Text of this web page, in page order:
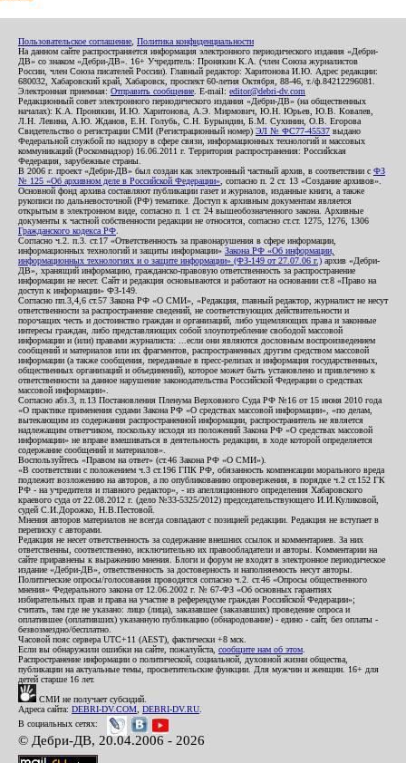
Пользовательское соглашение Политика конфиденциальности
На данном сайте распространяется информация электронного периодического издания «Дебри-
ДВ» со знаком «Дебри-ДВ». 16+ Учредитель: Пронякин К.А. (член Союза журналистов
России, член Союза писателей России). Главный редактор: Харитонова И.Ю. Адрес редакции:
680032, Хабаровский край, Хабаровск, проспект 60-летия Октября, 88-46, т./ф.84212296081.
Электронная приемная: Отправить сообщение . E-mail: editor@debri-dv.com
Редакционный совет электронного периодического издания «Дебри-ДВ» (на общественных
началах): К.А. Пронякин, И.Ю. Харитонова, А.Э. Мирмович, Ю.Н. Юрьев, Ю.В. Ковалев,
Л.Н. Левина, А.Ю. Жданов, Е.Н. Голубь, С.Н. Бурындин, Б.М. Сухинин, О.В. Егорова
Свидетельство о регистрации СМИ (Регистрационный номер) ЭЛ № ФС77-45537 выдано
Федеральной службой по надзору в сфере связи, информационных технологий и массовых
коммуникаций (Роскомнадзор) 16.06.2011 г. Территория распространения: Российская
Федерация, зарубежные страны.
В 2006 г. проект «Дебри-ДВ» был создан как электронный частный архив, в соответствии с ФЗ
№ 125 «Об архивном деле в Российской Федерации» , согласно п. 2 ст. 13 «Создание архивов».
Основной фонд архива составляют публикации газет и журналов, изданные книги, а также
рукописи по дальневосточной (РФ) тематике. Доступ к архивным документам является
открытым в электронном виде, согласно п. 1 ст. 24 вышеобозначенного закона. Архивные
документы к частной собственности редакции не относятся, согласно ст.ст. 1275, 1276, 1306
Гражданского кодекса РФ
Согласно ч.2. п.3. ст.17 «Ответственность за правонарушения в сфере информации,
информационных технологий и защиты информации» Закона РФ «Об информации,
информационных технологиях и о защите информации» (ФЗ-149 от 27.07.06 г.) архив «Дебри-
ДВ», хранящий информацию, гражданско-правовую ответственность за распространение
информации не несет. Сайт и редакция основываются и работают на основании ст.8 «Право на
доступ к информации» ФЗ-149.
Согласно пп.3,4,6 ст.57 Закона РФ «О СМИ», «Редакция, главный редактор, журналист не несут
ответственности за распространение сведений, не соответствующих действительности и
порочащих честь и достоинство граждан и организаций, либо ущемляющих права и законные
интересы граждан, либо представляющих собой злоупотребление свободой массовой
информации и (или) правами журналиста: ...если они являются дословным воспроизведением
сообщений и материалов или их фрагментов, распространенных другим средством массовой
информации (а также сообщения, переданные в пресс-релизах и информация государственных,
общественных организаций и объединений), которое может быть установлено и привлечено к
ответственности за данное нарушение законодательства Российской Федерации о средствах
массовой информации».
Согласно абз.3, п.13 Постановления Пленума Верховного Суда РФ №16 от 15 июня 2010 года
«О практике применения судами Закона РФ «О средствах массовой информации», «по делам,
вытекающим из содержания распространенной информации, распространитель не является
надлежащим ответчиком, поскольку исходя из положений Закона РФ «О средствах массовой
информации» не вправе вмешиваться в деятельность редакции, в ходе которой определяется
содержание сообщений и материалов».
Воспользуйтесь «Правом на ответ» (ст.46 Закона РФ «О СМИ»).
«В соответствии с положением ч.3 ст.196 ГПК РФ, обязанность компенсации морального вреда
подлежит возложению на авторов, а по опубликованию опровержения, в порядке ч.2 ст.152 ГК
РФ - на учредителя и главного редактор», - из апелляционного определения Хабаровского
краевого суда от 22.08.2012 г. (дело №33-5325/2012) председательствующего И.И.Куликовой,
судей С.И.Дорожко, Н.В.Пестовой.
Мнения авторов материалов не всегда совпадают с позицией редакции. Редакция не вступает в
переписку с авторами.
Редакция не несет ответственность за содержание внешних ссылок и комментариев. За них
ответственны, соответственно, исключительно их правообладатели и авторы. Комментарии на
сайте приравнены к выражению мнения. Блоги и форум не входят в электронное периодическое
издание «Дебри-ДВ», ответственность за достоверность и наполняемость несут авторы.
Политические опросы/голосования проводятся согласно ч.2. ст.46 «Опросы общественного
мнения» Федерального закона от 12.06.2002 г. № 67-ФЗ «Об основных гарантиях
избирательных прав и права на участие в референдуме граждан Российской Федерации»;
считать, там где не указано: лицо (лица), заказавшее (заказавших) проведение опроса и
оплатившее (оплативших) указанную публикацию (обнародование) - едино - сайт, без оплаты -
безвозмездно/бесплатно.
Часовой пояс сервера UTC+11 (AEST), фактически +8 мск.
Если вы обнаружили ошибки на сайте, пожалуйста, сообщите нам об этом
Распространение информации о политической, социальной, духовной жизни общества,
публикации на актуальные темы, просветительские функции. Для мужчин и женщин. 16+ для
детей старше 16 лет.
СМИ не получает субсидий.
Адреса сайта: DEBRI-DV.COM DEBRI-DV.RU
В социальных сетях:
© Дебри-ДВ, 20.04.2006 - 2026